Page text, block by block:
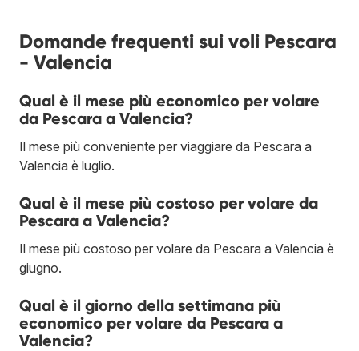
Domande frequenti sui voli Pescara
- Valencia
Qual è il mese più economico per volare
da Pescara a Valencia?
Il mese più conveniente per viaggiare da Pescara a
Valencia è luglio.
Qual è il mese più costoso per volare da
Pescara a Valencia?
Il mese più costoso per volare da Pescara a Valencia è
giugno.
Qual è il giorno della settimana più
economico per volare da Pescara a
Valencia?